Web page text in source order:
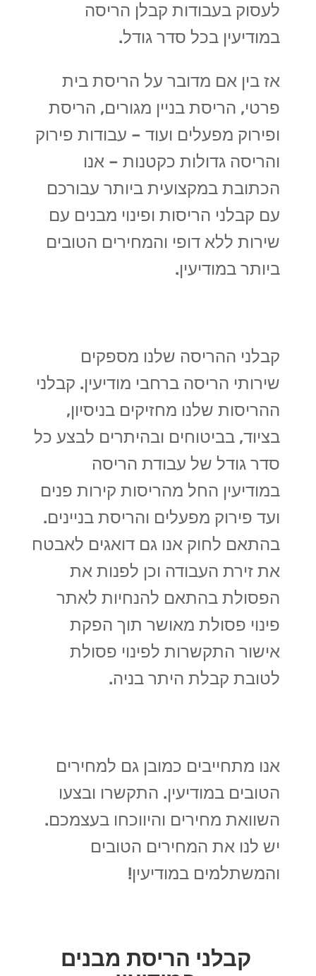
לעסוק בעבודות קבלן הריסה
במודיעין בכל סדר גודל.
אז בין אם מדובר על הריסת בית
פרטי, הריסת בניין מגורים, הריסת
ופירוק מפעלים ועוד – עבודות פירוק
והריסה גדולות כקטנות – אנו
הכתובת במקצועית ביותר עבורכם
עם קבלני הריסות ופינוי מבנים עם
שירות ללא דופי והמחירים הטובים
ביותר במודיעין.
קבלני ההריסה שלנו מספקים
שירותי הריסה ברחבי מודיעין. קבלני
ההריסות שלנו מחזיקים בניסיון,
בציוד, בביטוחים ובהיתרים לבצע כל
סדר גודל של עבודת הריסה
במודיעין החל מהריסות קירות פנים
ועד פירוק מפעלים והריסת בניינים.
בהתאם לחוק אנו גם דואגים לאבטח
את זירת העבודה וכן לפנות את
הפסולת בהתאם להנחיות לאתר
פינוי פסולת מאושר תוך הפקת
אישור התקשרות לפינוי פסולת
לטובת קבלת היתר בניה.
אנו מתחייבים כמובן גם למחירים
הטובים במודיעין. התקשרו ובצעו
השוואת מחירים והיווכחו בעצמכם.
יש לנו את המחירים הטובים
והמשתלמים במודיעין!
קבלני הריסת מבנים